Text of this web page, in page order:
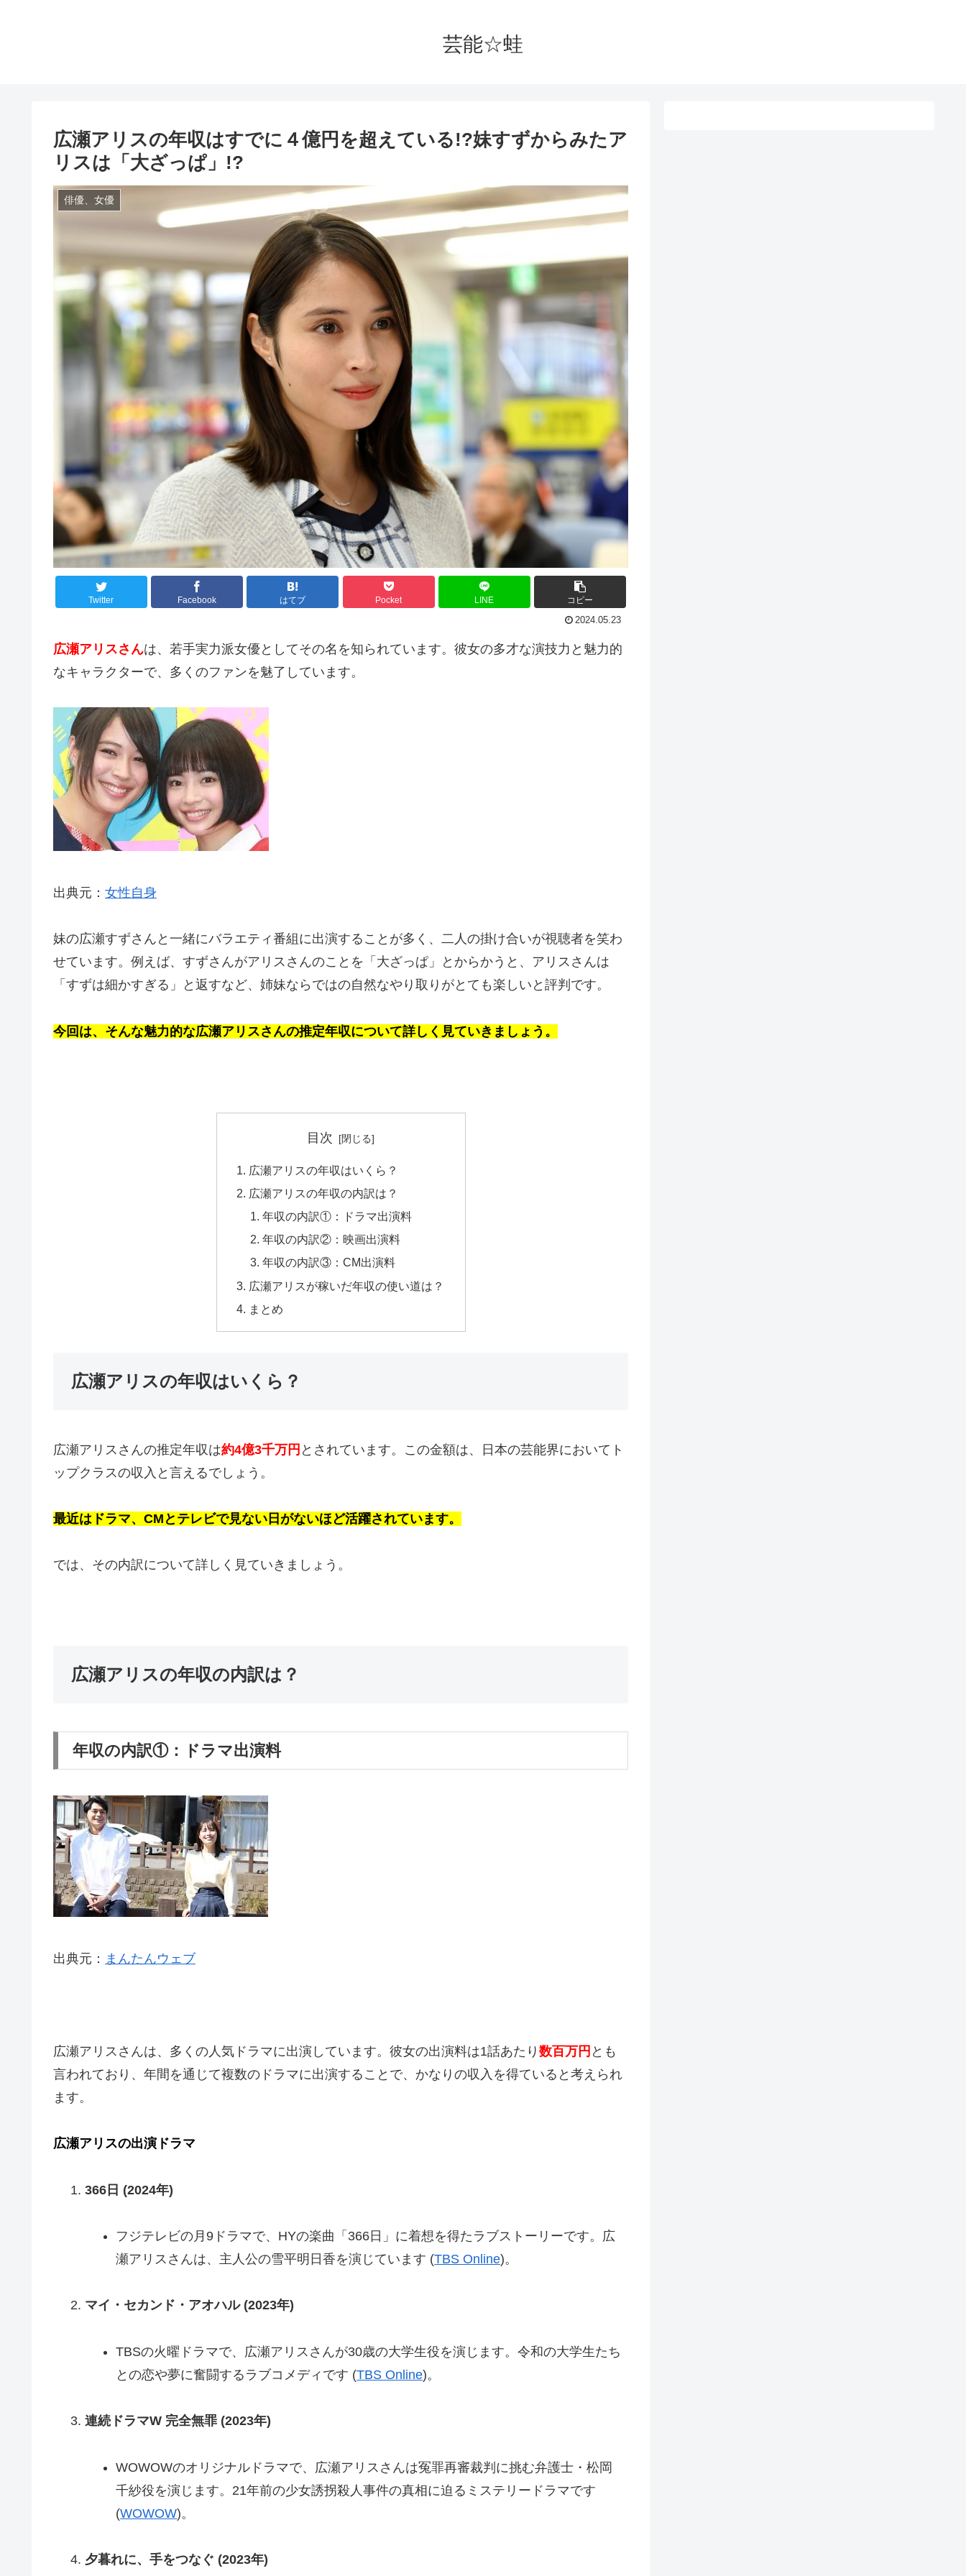
芸能☆蛙
広瀬アリスの年収はすでに４億円を超えている!?妹すずからみたア
リスは「大ざっぱ」!?
俳優、女優
Twitter Facebook はてブ Pocket LINE コピー
2024.05.23
広瀬アリスさんは、若手実力派女優としてその名を知られています。彼女の多才な演技力と魅力的
なキャラクターで、多くのファンを魅了しています。
出典元： 女性自身
妹の広瀬すずさんと一緒にバラエティ番組に出演することが多く、二人の掛け合いが視聴者を笑わ
せています。例えば、すずさんがアリスさんのことを「大ざっぱ」とからかうと、アリスさんは
「すずは細かすぎる」と返すなど、姉妹ならではの自然なやり取りがとても楽しいと評判です。
今回は、そんな魅力的な広瀬アリスさんの推定年収について詳しく見ていきましょう。
目次
広瀬アリスの年収はいくら？
広瀬アリスの年収の内訳は？
年収の内訳①：ドラマ出演料
年収の内訳②：映画出演料
年収の内訳③：CM出演料
広瀬アリスが稼いだ年収の使い道は？
まとめ
広瀬アリスの年収はいくら？
広瀬アリスさんの推定年収は約4億3千万円 とされています。この金額は、日本の芸能界においてト
ップクラスの収入と言えるでしょう。
最近はドラマ、CMとテレビで見ない日がないほど活躍されています。
では、その内訳について詳しく見ていきましょう。
広瀬アリスの年収の内訳は？
年収の内訳①：ドラマ出演料
出典元： まんたんウェブ
広瀬アリスさんは、多くの人気ドラマに出演しています。彼女の出演料は1話あたり 数百万円 とも
言われており、年間を通じて複数のドラマに出演することで、かなりの収入を得ていると考えられ
ます。
広瀬アリスの出演ドラマ
366日 (2024年)
フジテレビの月9ドラマで、HYの楽曲「366日」に着想を得たラブストーリーです。広
瀬アリスさんは、主人公の雪平明日香を演じています​ (TBS Online)​。
マイ・セカンド・アオハル (2023年)
TBSの火曜ドラマで、広瀬アリスさんが30歳の大学生役を演じます。令和の大学生たち
との恋や夢に奮闘するラブコメディです​ (TBS Online)​。
連続ドラマW 完全無罪 (2023年)
WOWOWのオリジナルドラマで、広瀬アリスさんは冤罪再審裁判に挑む弁護士・松岡
千紗役を演じます。21年前の少女誘拐殺人事件の真相に迫るミステリードラマです​
(WOWOW)​。
夕暮れに、手をつなぐ (2023年)